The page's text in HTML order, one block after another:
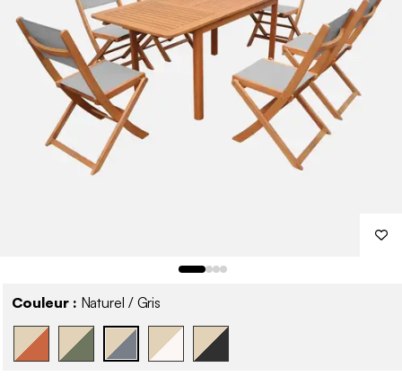
Couleur : Naturel / Gris